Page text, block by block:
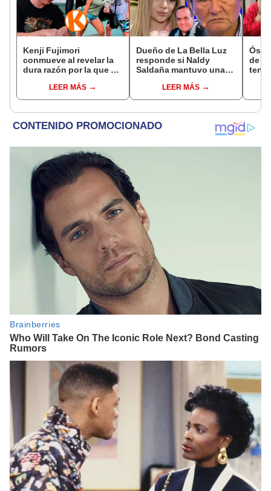
Kenji Fujimori
conmueve al revelar la
dura razón por la que no
esposa Erika Muñóz: "El
proceso judicial"
LEER MÁS
Dueño de La Bella Luz
responde si Naldy
Saldaña mantuvo una
exdirector musical: “No
me consta”
LEER MÁS
de